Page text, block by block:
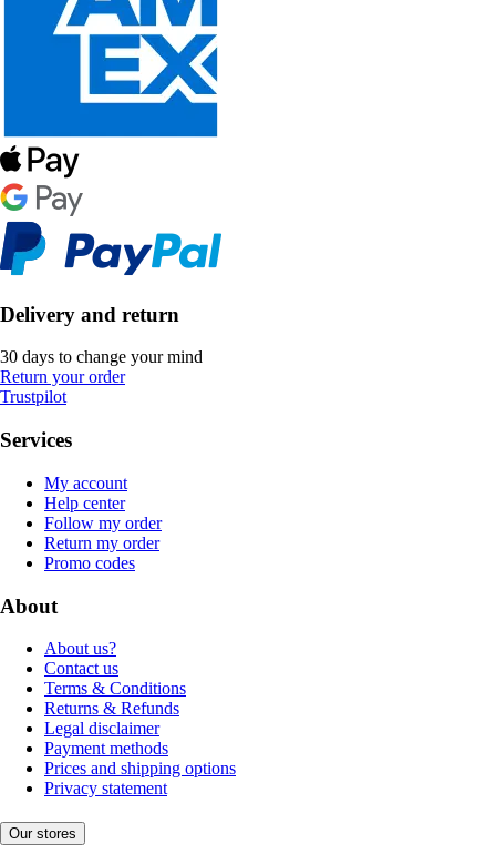
Delivery and return
30 days to change your mind
Return your order
Trustpilot
Services
My account
Help center
Follow my order
Return my order
Promo codes
About
About us?
Contact us
Terms & Conditions
Returns & Refunds
Legal disclaimer
Payment methods
Prices and shipping options
Privacy statement
Our stores